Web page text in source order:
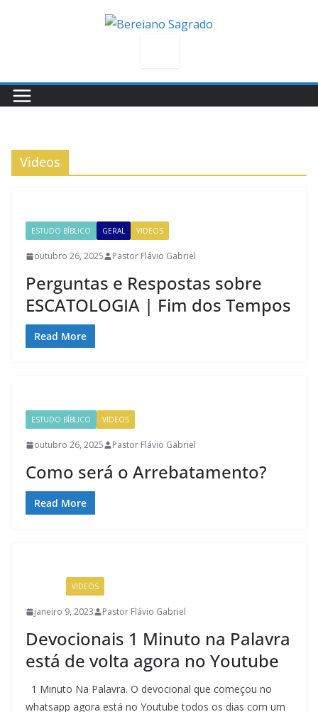
Videos
ESTUDO BÍBLICO GERAL VIDEOS
outubro 26, 2025 Pastor Flávio Gabriel
Perguntas e Respostas sobre
ESCATOLOGIA | Fim dos Tempos
Read More
ESTUDO BÍBLICO VIDEOS
outubro 26, 2025 Pastor Flávio Gabriel
Como será o Arrebatamento?
Read More
VIDEOS
janeiro 9, 2023 Pastor Flávio Gabriel
Devocionais 1 Minuto na Palavra
está de volta agora no Youtube
1 Minuto Na Palavra. O devocional que começou no
whatsapp agora está no Youtube todos os dias com um